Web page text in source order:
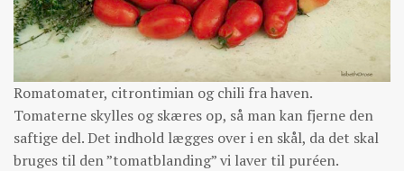
Romatomater, citrontimian og chili fra haven.
Tomaterne skylles og skæres op, så man kan fjerne den
saftige del. Det indhold lægges over i en skål, da det skal
bruges til den ”tomatblanding” vi laver til puréen.